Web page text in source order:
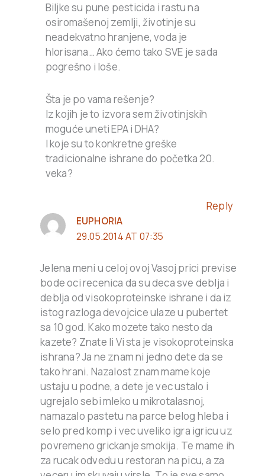
Biljke su pune pesticida i rastu na
osiromašenoj zemlji, životinje su
neadekvatno hranjene, voda je
hlorisana… Ako ćemo tako SVE je sada
pogrešno i loše.
Šta je po vama rešenje?
Iz kojih je to izvora sem životinjskih
moguće uneti EPA i DHA?
I koje su to konkretne greške
tradicionalne ishrane do početka 20.
veka?
Reply
EUPHORIA
29.05.2014 AT 07:35
Jelena meni u celoj ovoj Vasoj prici previse
bode oci recenica da su deca sve deblja i
deblja od visokoproteinske ishrane i da iz
istog razloga devojcice ulaze u pubertet
sa 10 god. Kako mozete tako nesto da
kazete? Znate li Vi sta je visokoproteinska
ishrana? Ja ne znam ni jedno dete da se
tako hrani. Nazalost znam mame koje
ustaju u podne, a dete je vec ustalo i
ugrejalo sebi mleko u mikrotalasnoj,
namazalo pastetu na parce belog hleba i
selo pred komp i vec uveliko igra igricu uz
povremeno grickanje smokija. Te mame ih
za rucak odvedu u restoran na picu, a za